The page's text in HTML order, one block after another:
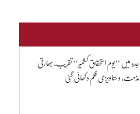
جدہ میں ’’یوم استحقاق کشمیر‘‘ تقریب، بھارتی
مذمت، دستاویزی فلم دکھائی گئی